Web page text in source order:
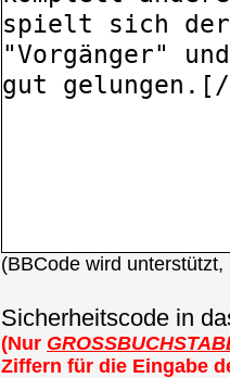
(BBCode wird
Sicherheitscode in
(Nur
Ziffern für die Eingabe